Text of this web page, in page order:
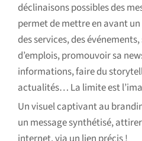
déclinaisons possibles des
permet de mettre en avant
des services, des
d’emplois, promouvoir sa
informations, faire du
actualités… La limite est
Un visuel captivant au
un message synthétisé,